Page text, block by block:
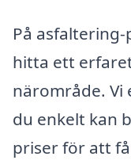
På
hitta ett
närområde.
du enkelt kan
priser för att